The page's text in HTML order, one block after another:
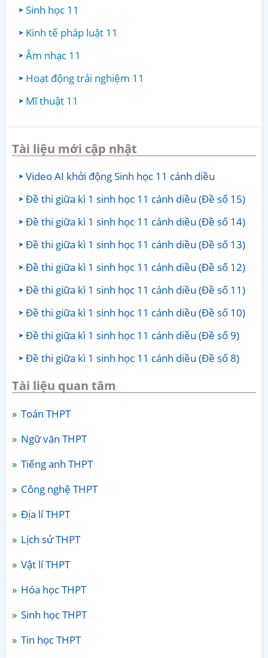
Sinh học 11
Kinh tế pháp luật 11
Âm nhạc 11
Hoạt động trải nghiệm 11
Mĩ thuật 11
Tài liệu mới cập nhật
Video AI khởi động Sinh học 11 cánh diều
Đề thi giữa kì 1 sinh học 11 cánh diều (Đề số 15)
Đề thi giữa kì 1 sinh học 11 cánh diều (Đề số 14)
Đề thi giữa kì 1 sinh học 11 cánh diều (Đề số 13)
Đề thi giữa kì 1 sinh học 11 cánh diều (Đề số 12)
Đề thi giữa kì 1 sinh học 11 cánh diều (Đề số 11)
Đề thi giữa kì 1 sinh học 11 cánh diều (Đề số 10)
Đề thi giữa kì 1 sinh học 11 cánh diều (Đề số 9)
Đề thi giữa kì 1 sinh học 11 cánh diều (Đề số 8)
Tài liệu quan tâm
Toán THPT
Ngữ văn THPT
Tiếng anh THPT
Công nghệ THPT
Địa lí THPT
Lịch sử THPT
Vật lí THPT
Hóa học THPT
Sinh học THPT
Tin học THPT